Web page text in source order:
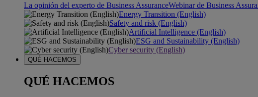
La opinión del experto de Business AssuranceWebinar de Business
Energy Transition (English)
Safety and risk (English)
Artificial Intelligence (English)
ESG and Sustainability (English)
Cyber security (English)
QUÉ HACEMOS
QUÉ HACEMOS